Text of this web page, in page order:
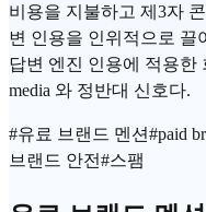
비용을 지불하고 제3자
변 인용을 인위적으로 끌
답변 엔진 인용에 적용한
media 와 정반대 신호다.
#유료 브랜드 멘션#paid
브랜드 안전#스팸